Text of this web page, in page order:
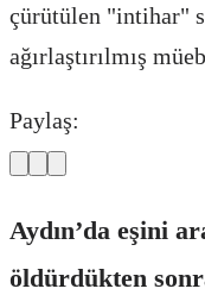
çürütülen "intihar"
ağırlaştırılmış
Paylaş:
Aydın’da eşini
öldürdükten